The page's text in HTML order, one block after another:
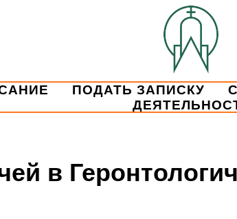
ПОДАТЬ ЗАПИСКУ
в